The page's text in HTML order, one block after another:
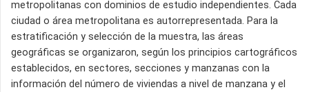
metropolitanas con dominios de estudio independientes. Cada
ciudad o área metropolitana es autorrepresentada. Para la
estratificación y selección de la muestra, las áreas
geográficas se organizaron, según los principios cartográficos
establecidos, en sectores, secciones y manzanas con la
información del número de viviendas a nivel de manzana y el